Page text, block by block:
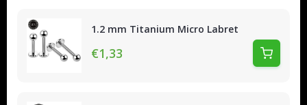
1.2 mm Titanium Micro Labret
€1,33